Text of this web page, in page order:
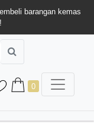
barangan kemas
0